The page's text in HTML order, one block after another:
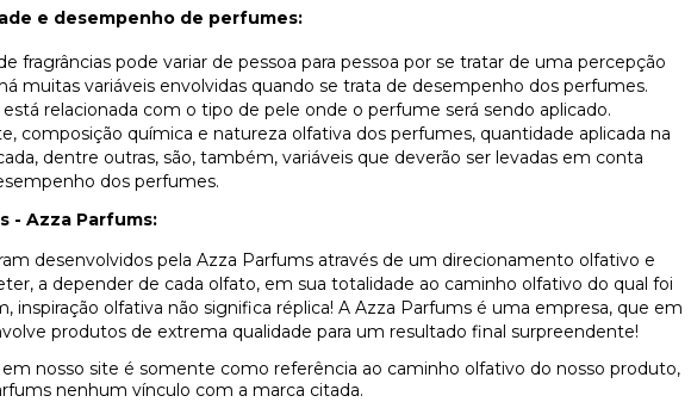
e desempenho de perfumes:
fragrâncias pode variar de pessoa para pessoa por se tratar de uma percepção
muitas variáveis envolvidas quando se trata de desempenho dos perfumes.
está relacionada com o tipo de pele onde o perfume será sendo aplicado.
composição química e natureza olfativa dos perfumes, quantidade aplicada na
dentre outras, são, também, variáveis que deverão ser levadas em conta
dos perfumes.
- Azza Parfums:
desenvolvidos pela Azza Parfums através de um direcionamento olfativo e
a depender de cada olfato, em sua totalidade ao caminho olfativo do qual foi
inspiração olfativa não significa réplica! A Azza Parfums é uma empresa, que em
produtos de extrema qualidade para um resultado final surpreendente!
nosso site é somente como referência ao caminho olfativo do nosso produto,
nenhum vínculo com a marca citada.